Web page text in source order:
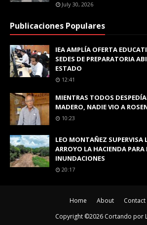
July 30, 2026
Publicaciones Populares
IEA AMPLÍA OFERTA
SEDES DE PREPARATORIA
ESTADO
12:41
MIENTRAS TODOS
MADERO, NADIE VIO A
10:23
LEO MONTAÑEZ SUPERVISA
ARROYO LA HACIENDA PARA
INUNDACIONES
20:17
Home About
Contact
Copyright ©2026 Cortando por